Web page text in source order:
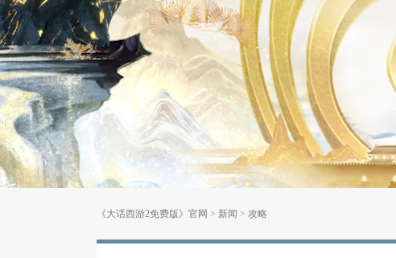
《大话西游2免费版》官网 > 新闻 > 攻略